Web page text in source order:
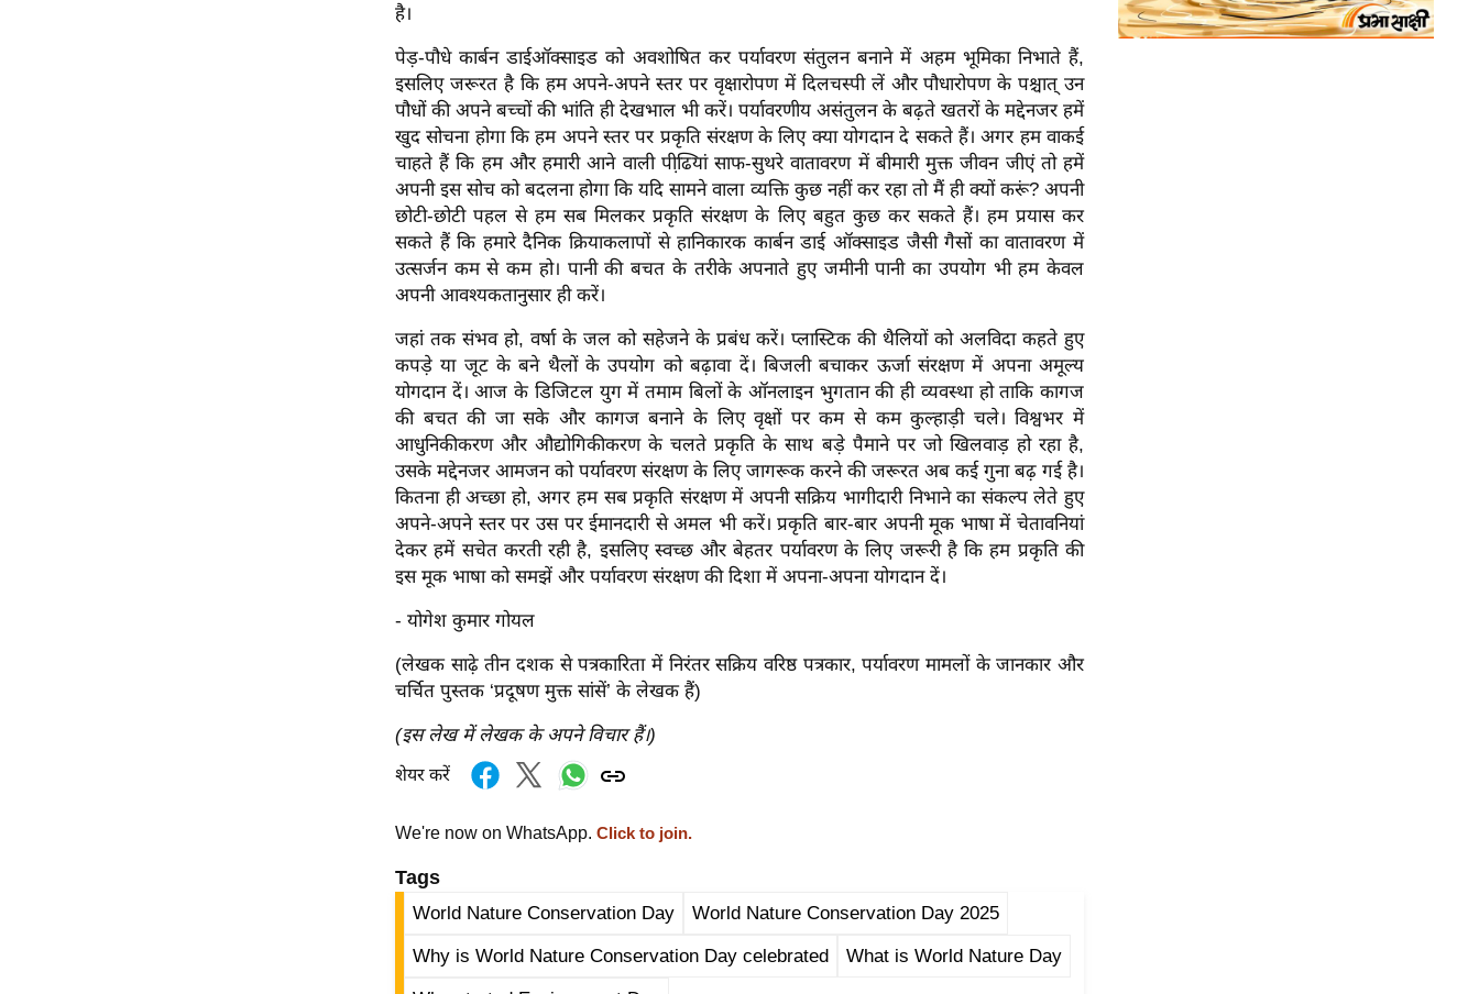
है।
पेड़-पौधे कार्बन डाईऑक्साइड को अवशोषित कर पर्यावरण संतुलन बनाने में अहम भूमिका निभाते हैं,
इसलिए जरूरत है कि हम अपने-अपने स्तर पर वृक्षारोपण में दिलचस्पी लें और पौधारोपण के पश्चात् उन
पौधों की अपने बच्चों की भांति ही देखभाल भी करें। पर्यावरणीय असंतुलन के बढ़ते खतरों के मद्देनजर हमें
खुद सोचना होगा कि हम अपने स्तर पर प्रकृति संरक्षण के लिए क्या योगदान दे सकते हैं। अगर हम वाकई
चाहते हैं कि हम और हमारी आने वाली पीढि़यां साफ-सुथरे वातावरण में बीमारी मुक्त जीवन जीएं तो हमें
अपनी इस सोच को बदलना होगा कि यदि सामने वाला व्यक्ति कुछ नहीं कर रहा तो मैं ही क्यों करूं? अपनी
छोटी-छोटी पहल से हम सब मिलकर प्रकृति संरक्षण के लिए बहुत कुछ कर सकते हैं। हम प्रयास कर
सकते हैं कि हमारे दैनिक क्रियाकलापों से हानिकारक कार्बन डाई ऑक्साइड जैसी गैसों का वातावरण में
उत्सर्जन कम से कम हो। पानी की बचत के तरीके अपनाते हुए जमीनी पानी का उपयोग भी हम केवल
अपनी आवश्यकतानुसार ही करें।
जहां तक संभव हो, वर्षा के जल को सहेजने के प्रबंध करें। प्लास्टिक की थैलियों को अलविदा कहते हुए
कपड़े या जूट के बने थैलों के उपयोग को बढ़ावा दें। बिजली बचाकर ऊर्जा संरक्षण में अपना अमूल्य
योगदान दें। आज के डिजिटल युग में तमाम बिलों के ऑनलाइन भुगतान की ही व्यवस्था हो ताकि कागज
की बचत की जा सके और कागज बनाने के लिए वृक्षों पर कम से कम कुल्हाड़ी चले। विश्वभर में
आधुनिकीकरण और औद्योगिकीकरण के चलते प्रकृति के साथ बड़े पैमाने पर जो खिलवाड़ हो रहा है,
उसके मद्देनजर आमजन को पर्यावरण संरक्षण के लिए जागरूक करने की जरूरत अब कई गुना बढ़ गई है।
कितना ही अच्छा हो, अगर हम सब प्रकृति संरक्षण में अपनी सक्रिय भागीदारी निभाने का संकल्प लेते हुए
अपने-अपने स्तर पर उस पर ईमानदारी से अमल भी करें। प्रकृति बार-बार अपनी मूक भाषा में चेतावनियां
देकर हमें सचेत करती रही है, इसलिए स्वच्छ और बेहतर पर्यावरण के लिए जरूरी है कि हम प्रकृति की
इस मूक भाषा को समझें और पर्यावरण संरक्षण की दिशा में अपना-अपना योगदान दें।
- योगेश कुमार गोयल
(लेखक साढ़े तीन दशक से पत्रकारिता में निरंतर सक्रिय वरिष्ठ पत्रकार, पर्यावरण मामलों के जानकार और
चर्चित पुस्तक ‘प्रदूषण मुक्त सांसें’ के लेखक हैं)
(इस लेख में लेखक के अपने विचार हैं।)
शेयर करें
We're now on WhatsApp. Click to join.
Tags
World Nature Conservation Day World Nature Conservation Day 2025
Why is World Nature Conservation Day celebrated What is World Nature Day